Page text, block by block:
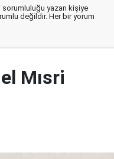
sorumluluğu yazan kişiye
değildir. Her bir yorum
Mısri